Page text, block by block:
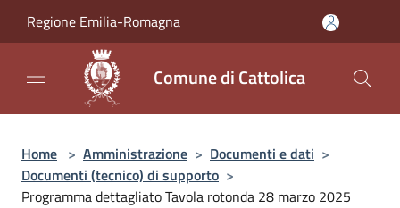
Regione Emilia-Romagna
Comune di Cattolica
Home > Amministrazione > Documenti e dati >
Documenti (tecnico) di supporto >
Programma dettagliato Tavola rotonda 28 marzo 2025